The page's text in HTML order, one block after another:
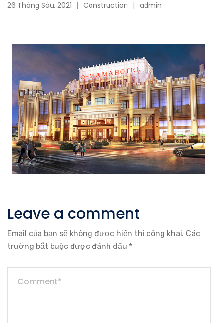
26 Tháng Sáu, 2021 Construction admin
Leave a comment
Email của bạn sẽ không được hiển thị công khai. Các
trường bắt buộc được đánh dấu *